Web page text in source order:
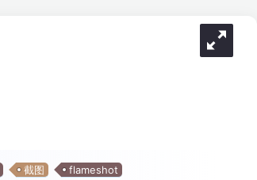
截图 flameshot